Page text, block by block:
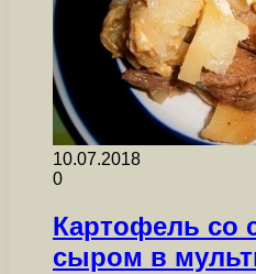
10.07.2018
0
Картофель со
сыром в